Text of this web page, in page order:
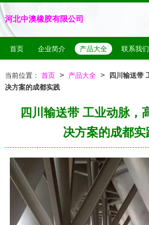
河北中澳橡胶有限公司
首页 企业简介 产品大全 联系我们
当前位置： 首页 > 产品大全 >
四川输送带
决方案的成都实践
四川输送带 工业动脉，
决方案的成都实